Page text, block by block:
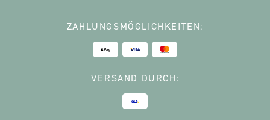
ZAHLUNGSMÖGLICHKEITEN:
VERSAND DURCH: